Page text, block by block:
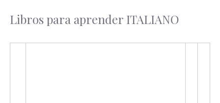
Libros para aprender ITALIANO